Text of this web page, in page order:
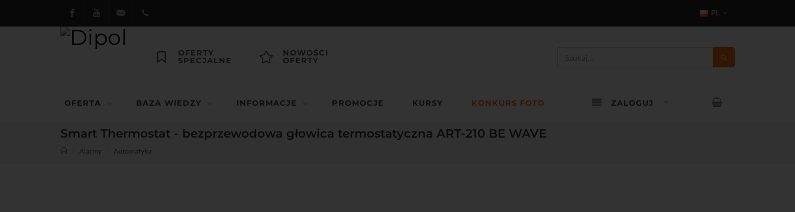
FacebookYoutubedipol@dipol.com.pl
PL
OFERTY
SPECJALNE
NOWOŚCI
OFERTY
OFERTA BAZA WIEDZY INFORMACJE PROMOCJE KURSY KONKURS FOTO ZALOGUJ
Smart Thermostat - bezprzewodowa głowica termostatyczna ART-210 BE WAVE
Alarmy Automatyka